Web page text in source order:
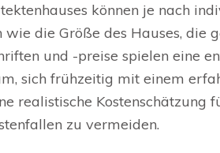
können je nach
die Größe des Hauses, die
und -preise spielen eine
sich frühzeitig mit einem
realistische Kostenschätzung
zu vermeiden.